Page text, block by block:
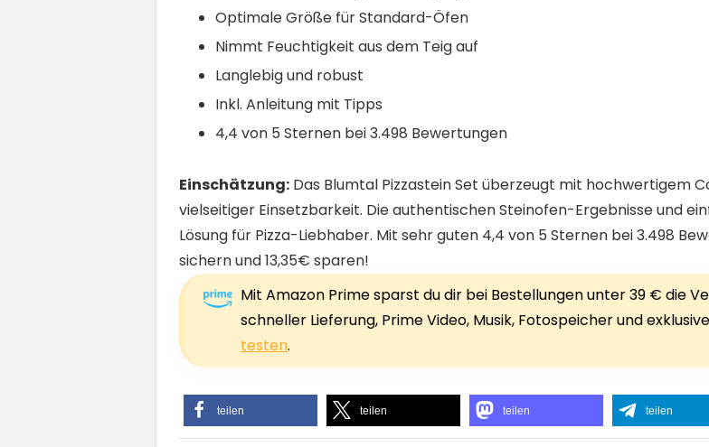
Optimale Größe für Standard-Öfen
Nimmt Feuchtigkeit aus dem Teig auf
Langlebig und robust
Inkl. Anleitung mit Tipps
4,4 von 5 Sternen bei 3.498 Bewertungen
Einschätzung: Das Blumtal Pizzastein Set überzeugt mit hochwertigem
vielseitiger Einsetzbarkeit. Die authentischen Steinofen-Ergebnisse und
Lösung für Pizza-Liebhaber. Mit sehr guten 4,4 von 5 Sternen bei 3.498
sichern und 13,35€ sparen!
Mit Amazon Prime sparst du dir bei Bestellungen unter 39 € die
schneller Lieferung, Prime Video, Musik, Fotospeicher und
testen.
teilen teilen teilen teilen